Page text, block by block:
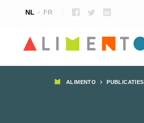
NL FR
Kruimelpad
ALIMENTO PUBLICATIES